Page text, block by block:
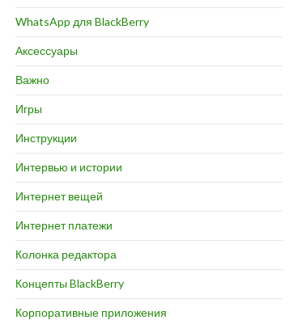
WhatsApp для BlackBerry
Аксессуары
Важно
Игры
Инструкции
Интервью и истории
Интернет вещей
Интернет платежи
Колонка редактора
Концепты BlackBerry
Корпоративные приложения